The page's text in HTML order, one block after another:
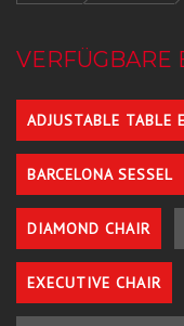
VERFÜGBARE
ADJUSTABLE TABLE
BARCELONA SESSEL
DIAMOND CHAIR
EXECUTIVE CHAIR